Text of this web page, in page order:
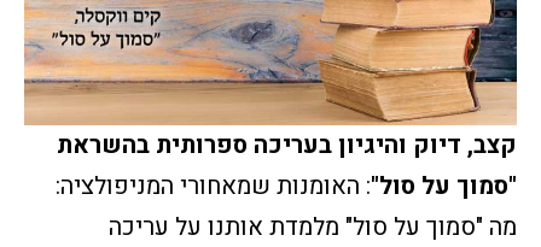
קצב, דיוק והיגיון בעריכה ספרותית בהשראת
"סמוך על סול": האומנות שמאחורי המניפולציה:
מה "סמוך על סול" מלמדת אותנו על עריכה